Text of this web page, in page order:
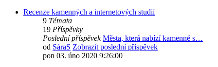
Recenze kamenných a internetových studií
9 Témata
19 Příspěvky
Poslední příspěvek Města, která nabízí kamenné s…
od SáraS Zobrazit poslední příspěvek
pon 03. úno 2020 9:26:00